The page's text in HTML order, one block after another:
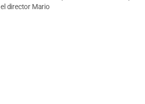
el director Mario